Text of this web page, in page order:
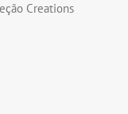
Creations